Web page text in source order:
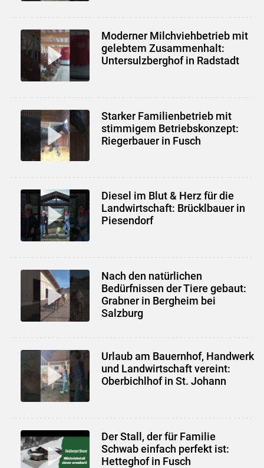
Moderner Milchviehbetrieb mit
gelebtem Zusammenhalt:
Untersulzberghof in Radstadt
Starker Familienbetrieb mit
stimmigem Betriebskonzept:
Riegerbauer in Fusch
Diesel im Blut & Herz für die
Landwirtschaft: Brücklbauer in
Piesendorf
Nach den natürlichen
Bedürfnissen der Tiere gebaut:
Grabner in Bergheim bei
Salzburg
Urlaub am Bauernhof, Handwerk
und Landwirtschaft vereint:
Oberbichlhof in St. Johann
Der Stall, der für Familie
Schwab einfach perfekt ist:
Hetteghof in Fusch